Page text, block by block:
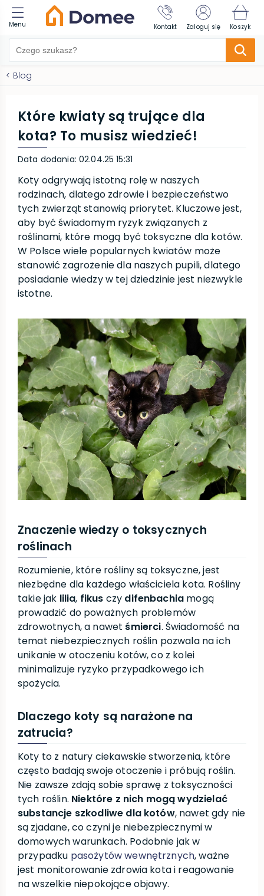
Menu Kontakt Zaloguj się Koszyk
< Blog
Które kwiaty są trujące dla
kota? To musisz wiedzieć!
Data dodania: 02.04.25 15:31
Koty odgrywają istotną rolę w naszych
rodzinach, dlatego zdrowie i bezpieczeństwo
tych zwierząt stanowią priorytet. Kluczowe jest,
aby być świadomym ryzyk związanych z
roślinami, które mogą być toksyczne dla kotów.
W Polsce wiele popularnych kwiatów może
stanowić zagrożenie dla naszych pupili, dlatego
posiadanie wiedzy w tej dziedzinie jest niezwykle
istotne.
Znaczenie wiedzy o toksycznych
roślinach
Rozumienie, które rośliny są toksyczne, jest
niezbędne dla każdego właściciela kota. Rośliny
takie jak lilia, fikus czy difenbachia mogą
prowadzić do poważnych problemów
zdrowotnych, a nawet śmierci. Świadomość na
temat niebezpiecznych roślin pozwala na ich
unikanie w otoczeniu kotów, co z kolei
minimalizuje ryzyko przypadkowego ich
spożycia.
Dlaczego koty są narażone na
zatrucia?
Koty to z natury ciekawskie stworzenia, które
często badają swoje otoczenie i próbują roślin.
Nie zawsze zdają sobie sprawę z toksyczności
tych roślin. Niektóre z nich mogą wydzielać
substancje szkodliwe dla kotów, nawet gdy nie
są zjadane, co czyni je niebezpiecznymi w
domowych warunkach. Podobnie jak w
przypadku pasożytów wewnętrznych, ważne
jest monitorowanie zdrowia kota i reagowanie
na wszelkie niepokojące objawy.